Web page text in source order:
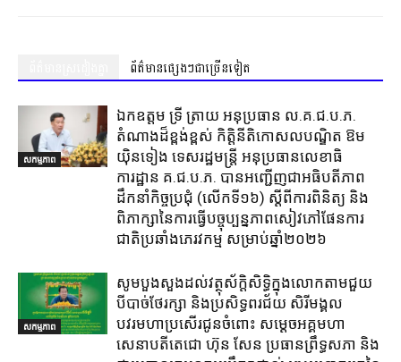
ព័ត៌មានផ្សេងៗជាច្រើនទៀត
សកម្មភាព
ឯកឧត្តម ទ្រី ត្រាយ អនុប្រធាន ល.គ.ជ.ប.ភ.
តំណាងដ៏ខ្ពង់ខ្ពស់ កិត្តិនីតិកោសលបណ្ឌិត ឱម
យ៉ិនទៀង ទេសរដ្ឋមន្ត្រី អនុប្រធានលេខាធិ
ការដ្ឋាន គ.ជ.ប.ភ. បានអញ្ជើញជាអធិបតីភាព
ដឹកនាំកិច្ចប្រជុំ (លេីកទី១៦) ស្តីពីការពិនិត្យ​ និង
ពិភាក្សានៃការធ្វេីបច្ចុប្បន្នភាពសៀវភៅផែនការ
ជាតិប្រឆាំងភេរវកម្ម​ សម្រាប់ឆ្នាំ២០២៦​
សកម្មភាព
សូមបួងសួងដល់វត្ថុស័ក្តិសិទ្ធិក្នុងលោកតាមជួយ
បីបាច់ថែរក្សា និងប្រសិទ្ធពរជ័យ សិរីមង្គល
បវរមហាប្រសើរជូនចំពោះ សម្តេចអគ្គមហា
សេនាបតីតេជោ ហ៊ុន សែន ប្រធានព្រឹទ្ធសភា និង